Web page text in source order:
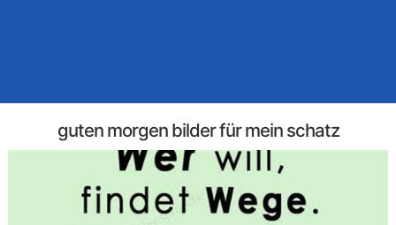
guten morgen bilder für mein schatz